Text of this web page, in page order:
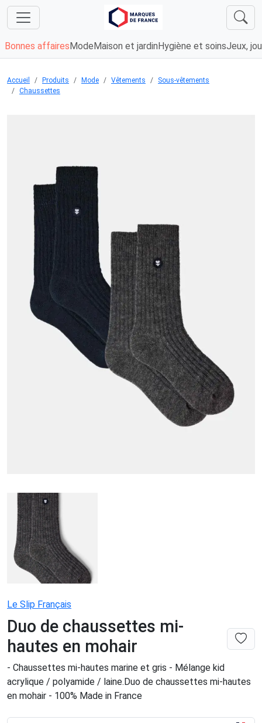
Bonnes affaires Mode Maison et jardin Hygiène et soinsJeux,
Accueil Produits Mode Vêtements
Sous-vêtements
Chaussettes
Le Slip Français
Duo de chaussettes mi-
hautes en mohair
- Chaussettes mi-hautes marine et gris - Mélange kid
acrylique / polyamide / laine.Duo de chaussettes mi-hautes
en mohair - 100% Made in France